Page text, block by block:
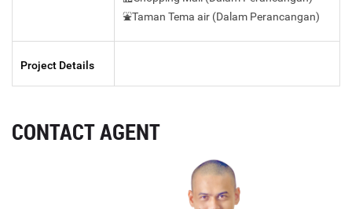
⛲Taman Tema air (Dalam Perancangan)
Project Details
CONTACT AGENT